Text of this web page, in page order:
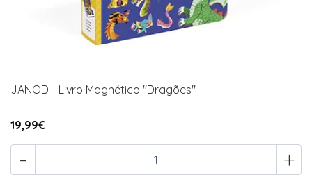
JANOD - Livro Magnético "Dragões"
19,99€
- +